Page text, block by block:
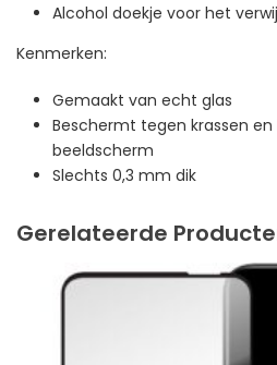
Alcohol doekje voor het
Kenmerken:
Gemaakt van echt glas
Beschermt tegen krassen
beeldscherm
Slechts 0,3 mm dik
Gerelateerde